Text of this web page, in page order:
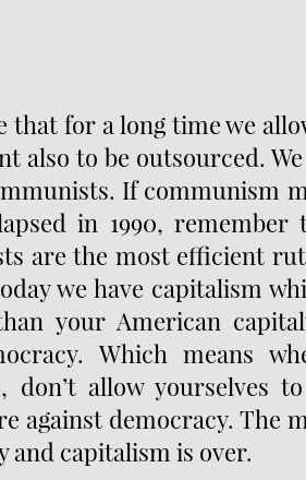
that for a long time we
also to be outsourced.
If communism
in 1990, remember
are the most efficient
we have capitalism
your American
Which means
don’t allow yourselves
against democracy. The
and capitalism is over.